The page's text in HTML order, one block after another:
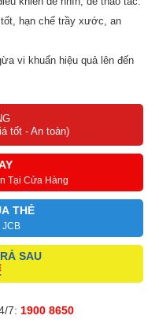
hạn chế trầy xước, an
vi khuẩn hiệu quả lên đến
giũ.
3 - 5 thành viên.
tốt - An toàn)
Tại Cửa Hàng
THẺ
JCB
SAU
7: 1900 8650